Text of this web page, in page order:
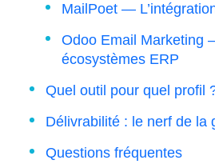
MailPoet —
Odoo Email Marketing
écosystèmes ERP
Quel outil pour quel profil
Délivrabilité : le nerf de la
Questions fréquentes